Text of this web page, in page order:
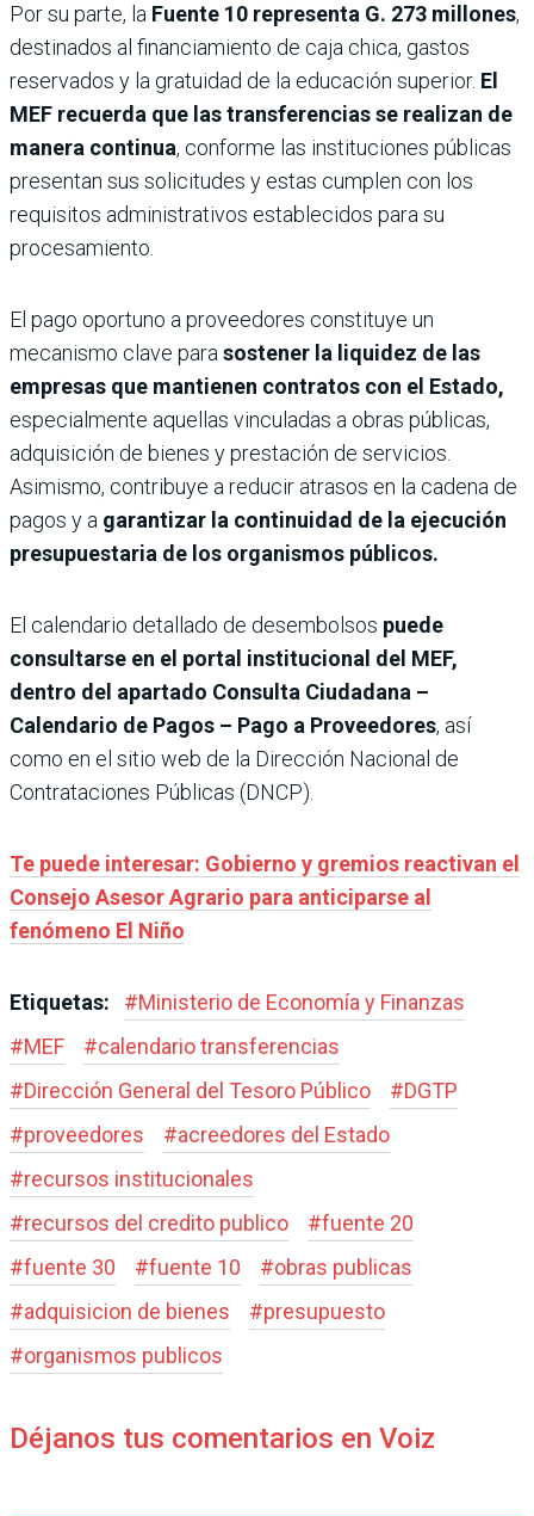
Por su parte, la Fuente 10 representa G. 273 millones,
destinados al financiamiento de caja chica, gastos
reservados y la gratuidad de la educación superior. El
MEF recuerda que las transferencias se realizan de
manera continua, conforme las instituciones públicas
presentan sus solicitudes y estas cumplen con los
requisitos administrativos establecidos para su
procesamiento.
El pago oportuno a proveedores constituye un
mecanismo clave para sostener la liquidez de las
empresas que mantienen contratos con el Estado,
especialmente aquellas vinculadas a obras públicas,
adquisición de bienes y prestación de servicios.
Asimismo, contribuye a reducir atrasos en la cadena de
pagos y a garantizar la continuidad de la ejecución
presupuestaria de los organismos públicos.
El calendario detallado de desembolsos puede
consultarse en el portal institucional del MEF,
dentro del apartado Consulta Ciudadana –
Calendario de Pagos – Pago a Proveedores, así
como en el sitio web de la Dirección Nacional de
Contrataciones Públicas (DNCP).
Te puede interesar: Gobierno y gremios reactivan el
Consejo Asesor Agrario para anticiparse al
fenómeno El Niño
Etiquetas: #Ministerio de Economía y Finanzas
#MEF #calendario transferencias
#Dirección General del Tesoro Público #DGTP
#proveedores #acreedores del Estado
#recursos institucionales
#recursos del credito publico #fuente 20
#fuente 30 #fuente 10 #obras publicas
#adquisicion de bienes #presupuesto
#organismos publicos
Déjanos tus comentarios en Voiz